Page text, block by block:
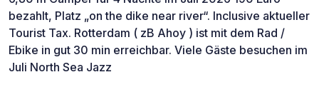
bezahlt, Platz „on the dike near river“. Inclusive aktueller
Tourist Tax. Rotterdam ( zB Ahoy ) ist mit dem Rad /
Ebike in gut 30 min erreichbar. Viele Gäste besuchen im
Juli North Sea Jazz